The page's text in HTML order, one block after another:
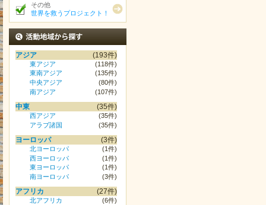
その他
世界を救うプロジェクト！
活動地域から探す
アジア (193件)
東アジア
(118件)
東南アジア
(135件)
中央アジア
(80件)
南アジア
(107件)
中東 (35件)
西アジア
(35件)
アラブ諸国
(35件)
ヨーロッパ (3件)
北ヨーロッパ
(1件)
西ヨーロッパ
(1件)
東ヨーロッパ
(1件)
南ヨーロッパ
(3件)
アフリカ (27件)
北アフリカ
(6件)